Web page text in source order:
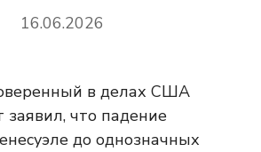
16.06.2026
в делах США
что падение
до однозначных